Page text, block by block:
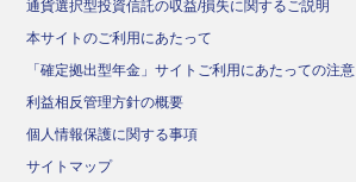
通貨選択型投資信託の収益/損失に関するご説明
本サイトのご利用にあたって
「確定拠出型年金」サイトご利用にあたっての注意
利益相反管理方針の概要
個人情報保護に関する事項
サイトマップ